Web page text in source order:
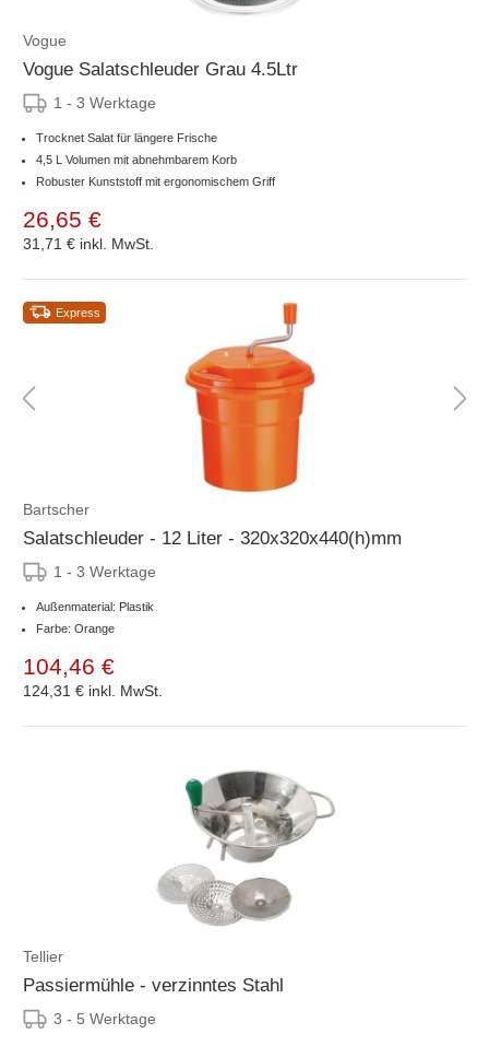
Vogue
Vogue Salatschleuder Grau 4.5Ltr
1 - 3 Werktage
Trocknet Salat für längere Frische
4,5 L Volumen mit abnehmbarem Korb
Robuster Kunststoff mit ergonomischem Griff
26,65 €
31,71 € inkl. MwSt.
Express
Bartscher
Salatschleuder - 12 Liter - 320x320x440(h)mm
1 - 3 Werktage
Außenmaterial: Plastik
Farbe: Orange
104,46 €
124,31 € inkl. MwSt.
Tellier
Passiermühle - verzinntes Stahl
3 - 5 Werktage